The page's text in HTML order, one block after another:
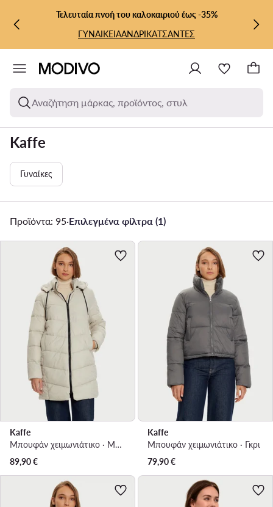
ΜΕΤΆΒΑΣΗ ΣΤΟ ΚΎΡΙΟ ΠΕΡΙΕΧΌΜΕΝΟ
ΜΕΤΆΒΑΣΗ ΣΤΗΝ ΑΝΑΖΉΤΗΣΗ
Τελευταία πνοή του καλοκαιριού έως -35%
ΓΥΝΑΙΚΕΙΑΑΝΔΡΙΚΑΤΣΑΝΤΕΣ
Αναζήτηση μάρκας, προϊόντος, στυλ
Kaffe
Γυναίκες
Προϊόντα: 95·Επιλεγμένα φίλτρα (1)
Kaffe
Μπουφάν χειμωνιάτικο · Μπεζ
89,90€
Kaffe
Μπουφάν χειμωνιάτικο · Γκρι
79,90€